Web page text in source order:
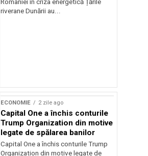
României în criza energetică Țările
riverane Dunării au...
ECONOMIE 2 zile ago
Capital One a închis conturile
Trump Organization din motive
legate de spălarea banilor
Capital One a închis conturile Trump
Organization din motive legate de